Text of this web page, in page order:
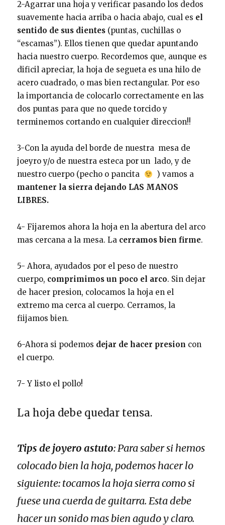
2-Agarrar una hoja y verificar pasando los dedos
suavemente hacia arriba o hacia abajo, cual es el
sentido de sus dientes (puntas, cuchillas o
“escamas”). Ellos tienen que quedar apuntando
hacia nuestro cuerpo. Recordemos que, aunque es
dificil apreciar, la hoja de segueta es una hilo de
acero cuadrado, o mas bien rectangular. Por eso
la importancia de colocarlo correctamente en las
dos puntas para que no quede torcido y
terminemos cortando en cualquier direccion!!
3-Con la ayuda del borde de nuestra mesa de
joeyro y/o de nuestra esteca por un lado, y de
nuestro cuerpo (pecho o pancita
) vamos a
mantener la sierra dejando LAS MANOS
LIBRES.
4- Fijaremos ahora la hoja en la abertura del arco
mas cercana a la mesa. La cerramos bien firme.
5- Ahora, ayudados por el peso de nuestro
cuerpo, comprimimos un poco el arco. Sin dejar
de hacer presion, colocamos la hoja en el
extremo ma cerca al cuerpo. Cerramos, la
fiijamos bien.
6-Ahora si podemos dejar de hacer presion con
el cuerpo.
7- Y listo el pollo!
La hoja debe quedar tensa.
Tips de joyero astuto: Para saber si hemos
colocado bien la hoja, podemos hacer lo
siguiente: tocamos la hoja sierra como si
fuese una cuerda de guitarra. Esta debe
hacer un sonido mas bien agudo y claro.